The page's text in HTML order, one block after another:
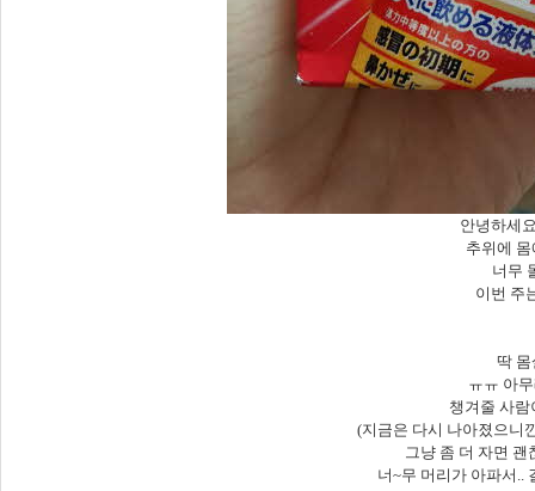
안녕하세
추위에
너무
이번 주
딱
ㅠㅠ 아
챙겨줄 사람
(지금은 다시 나아졌으니
그냥 좀 더 자면 괜
너~무 머리가 아파서..